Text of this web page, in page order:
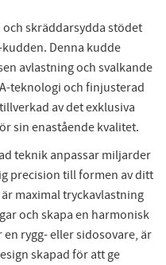
skräddarsydda stödet
Denna kudde
avlastning och svalkande
teknologi och finjusterad
av det exklusiva
sin enastående kvalitet.
teknik anpassar miljarder
precision till formen av ditt
maximal tryckavlastning
och skapa en harmonisk
rygg- eller sidosovare, är
skapad för att ge